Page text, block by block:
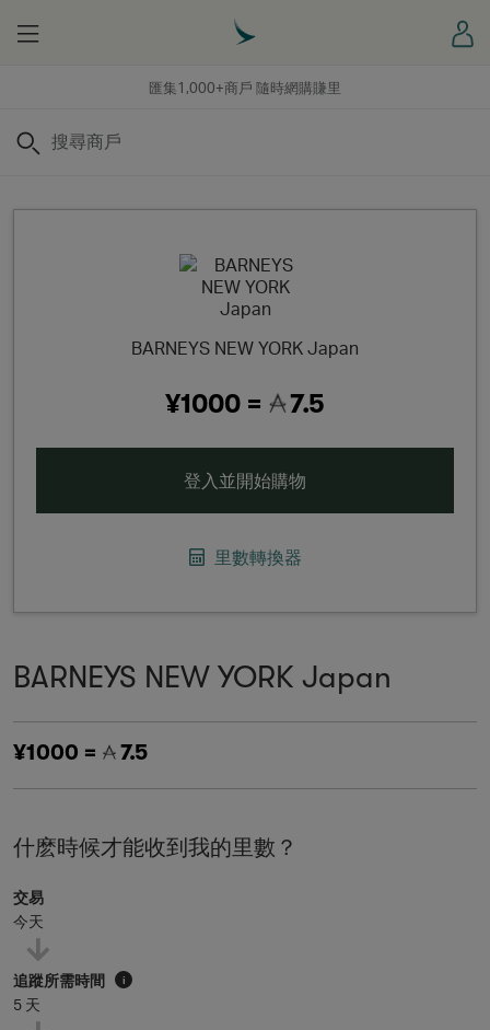
匯集1,000+商戶 隨時網購賺里
Menu
搜尋
BARNEYS NEW YORK Japan
¥1000 = 7.5
登入並開始購物
里數轉換器
BARNEYS NEW YORK Japan
¥1000 = 7.5
什麽時候才能收到我的里數？
交易
今天
追蹤所需時間 i
5 天